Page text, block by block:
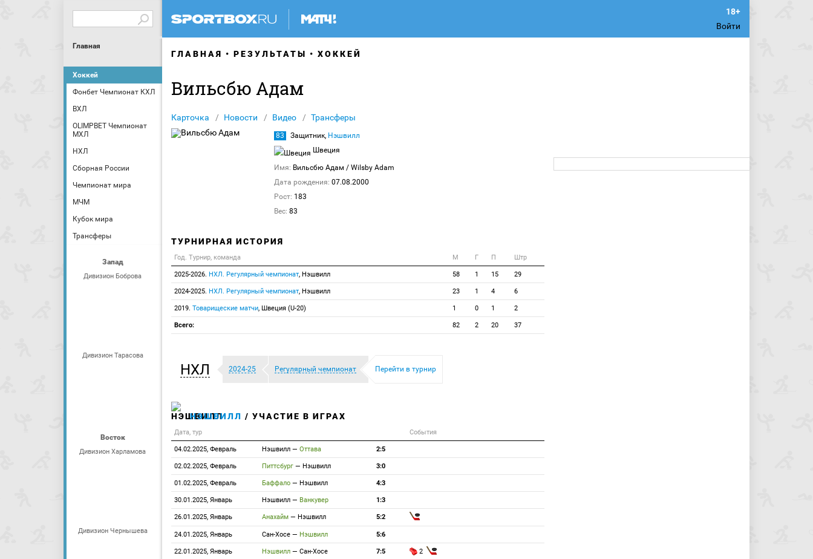
Войти
Главная
Хоккей
Фонбет Чемпионат КХЛ
ВХЛ
OLIMPBET Чемпионат
МХЛ
НХЛ
Сборная России
Чемпионат мира
МЧМ
Кубок мира
Трансферы
Запад
Дивизион Боброва
Дивизион Тарасова
Восток
Дивизион Харламова
Дивизион Чернышева
ГЛАВНАЯ РЕЗУЛЬТАТЫ ХОККЕЙ
Вильсбю Адам
Карточка Новости Видео Трансферы
83 Защитник, Нэшвилл
Швеция
Имя: Вильсбю Адам / Wilsby Adam
Дата рождения: 07.08.2000
Рост: 183
Вес: 83
ТУРНИРНАЯ ИСТОРИЯ
Год. Турнир, команда М Г П Штр
2025-2026. НХЛ. Регулярный чемпионат, Нэшвилл 58 1 15 29
2024-2025. НХЛ. Регулярный чемпионат, Нэшвилл 23 1 4 6
2019. Товарищеские матчи, Швеция (U-20) 1 0 1 2
Всего: 82 2 20 37
НХЛ 2024-25 Регулярный чемпионат Перейти в турнир
НЭШВИЛЛ / УЧАСТИЕ В ИГРАХ
Дата, тур События
04.02.2025, Февраль Нэшвилл — Оттава 2:5
02.02.2025, Февраль Питтсбург — Нэшвилл 3:0
01.02.2025, Февраль Баффало — Нэшвилл 4:3
30.01.2025, Январь Нэшвилл — Ванкувер 1:3
26.01.2025, Январь Анахайм — Нэшвилл 5:2
24.01.2025, Январь Сан-Хосе — Нэшвилл 5:6
22.01.2025, Январь Нэшвилл — Сан-Хосе 7:5 2